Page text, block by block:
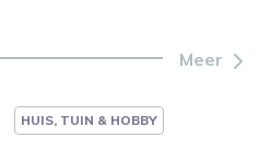
Meer
HUIS, TUIN & HOBBY